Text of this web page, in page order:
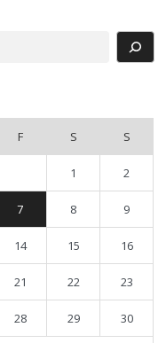
F S S
1 2
7 8 9
14 15 16
21 22 23
28 29 30